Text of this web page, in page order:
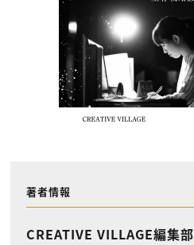
著者情報
CREATIVE VILLAGE編集部